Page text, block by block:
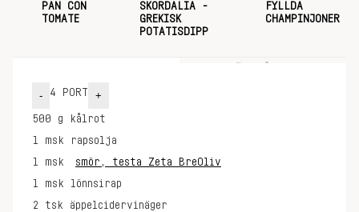
PAN CON
TOMATE
SKORDALIA -
GREKISK
POTATISDIPP
FYLLDA
CHAMPINJONER
- 4 PORT +
500 g
kålrot
1 msk
rapsolja
1 msk
smör, testa Zeta BreOliv
1 msk
lönnsirap
2 tsk
äppelcidervinäger